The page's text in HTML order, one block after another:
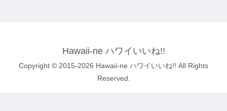
Hawaii-ne ハワイいいね!!
Copyright © 2015-2026 Hawaii-ne ハワイいいね!! All Rights
Reserved.